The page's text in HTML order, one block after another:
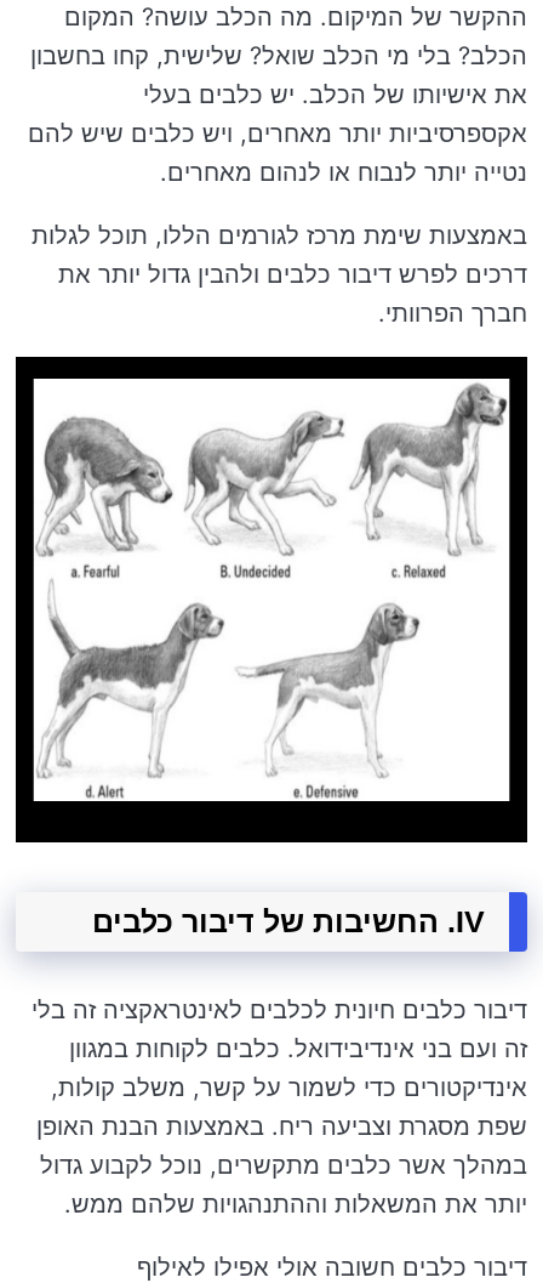
ההקשר של המיקום. מה הכלב עושה? המקום
הכלב? בלי מי הכלב שואל? שלישית, קחו בחשבון
את אישיותו של הכלב. יש כלבים בעלי
אקספרסיביות יותר מאחרים, ויש כלבים שיש להם
נטייה יותר לנבוח או לנהום מאחרים.
באמצעות שימת מרכז לגורמים הללו, תוכל לגלות
דרכים לפרש דיבור כלבים ולהבין גדול יותר את
חברך הפרוותי.
IV. החשיבות של דיבור כלבים
דיבור כלבים חיונית לכלבים לאינטראקציה זה בלי
זה ועם בני אינדיבידואל. כלבים לקוחות במגוון
אינדיקטורים כדי לשמור על קשר, משלב קולות,
שפת מסגרת וצביעה ריח. באמצעות הבנת האופן
במהלך אשר כלבים מתקשרים, נוכל לקבוע גדול
יותר את המשאלות וההתנהגויות שלהם ממש.
דיבור כלבים חשובה אולי אפילו לאילוף